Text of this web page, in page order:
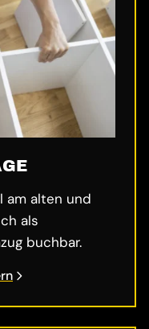
am alten und
als
buchbar.